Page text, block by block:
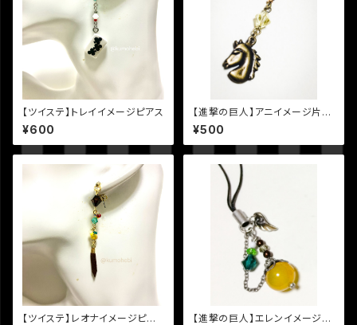
【ツイステ】トレイイメージピアス
¥600
【進撃の巨人】アニイメージ片耳
ピアス
¥500
【ツイステ】レオナイメージピア
【進撃の巨人】エレンイメージ天